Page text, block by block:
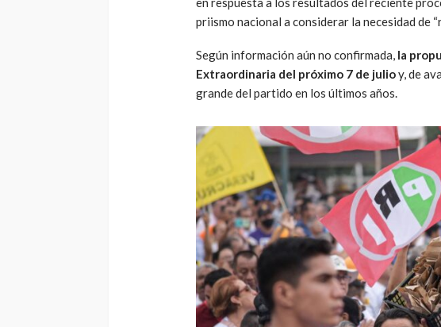
priismo nacional a considerar la necesidad de
Según información aún no confirmada, la
Extraordinaria del próximo 7 de julioy, de
grande del partido en los últimos años.